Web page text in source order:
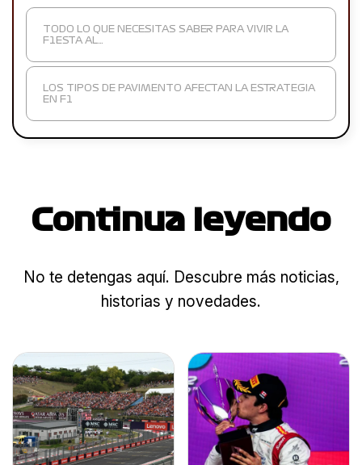
TODO LO QUE NECESITAS SABER PARA VIVIR LA
F1ESTA AL…
LOS TIPOS DE PAVIMENTO AFECTAN LA ESTRATEGIA
EN F1
Continua leyendo
No te detengas aquí. Descubre más noticias,
historias y novedades.